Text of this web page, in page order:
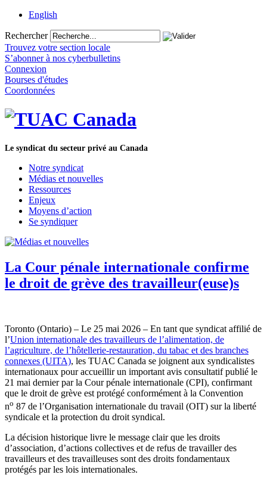
English
Rechercher
Trouvez votre section locale
S’abonner à nos cyberbulletins
Connexion
Bourses d'études
Coordonnées
Le syndicat du secteur privé au Canada
Notre syndicat
Médias et nouvelles
Ressources
Enjeux
Moyens d’action
Se syndiquer
La Cour pénale internationale confirme
le droit de grève des travailleur(euse)s
Toronto (Ontario) – Le 25 mai 2026 – En tant que syndicat affilié de
l’Union internationale des travailleurs de l’alimentation, de
l’agriculture, de l’hôtellerie-restauration, du tabac et des branches
connexes (UITA), les TUAC Canada se joignent aux syndicalistes
internationaux pour accueillir un important avis consultatif publié le
21 mai dernier par la Cour pénale internationale (CPI), confirmant
que le droit de grève est protégé conformément à la Convention
no 87 de l’Organisation internationale du travail (OIT) sur la liberté
syndicale et la protection du droit syndical.
La décision historique livre le message clair que les droits
d’association, d’actions collectives et de refus de travailler des
travailleurs et des travailleuses sont des droits fondamentaux
protégés par les lois internationales.